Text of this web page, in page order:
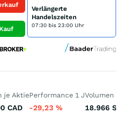
Kauf
Verlängerte
Handelszeiten
07:30 bis 23:00 Uhr
je Aktie
CAD
Performance 1 J
-29,23 %
Volumen
18.966 St.